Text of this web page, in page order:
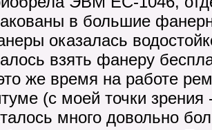
в большие
оказалась
взять фанеру
же время на работе
(с моей точки
много довольно